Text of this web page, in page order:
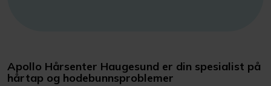
Apollo Hårsenter Haugesund er din spesialist på
hårtap og hodebunnsproblemer